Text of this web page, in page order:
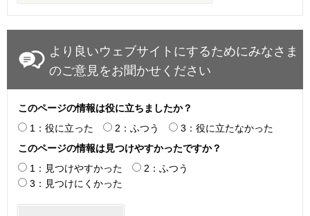
より良いウェブサイトにするためにみなさま
のご意見をお聞かせください
このページの情報は役に立ちましたか？
1：役に立った
2：ふつう
3：役に立たなかった
このページの情報は見つけやすかったですか？
1：見つけやすかった
2：ふつう
3：見つけにくかった